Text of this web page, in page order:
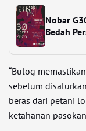
Nobar
Bedah
“Bulog
sebelum
beras dari petani
ketahanan